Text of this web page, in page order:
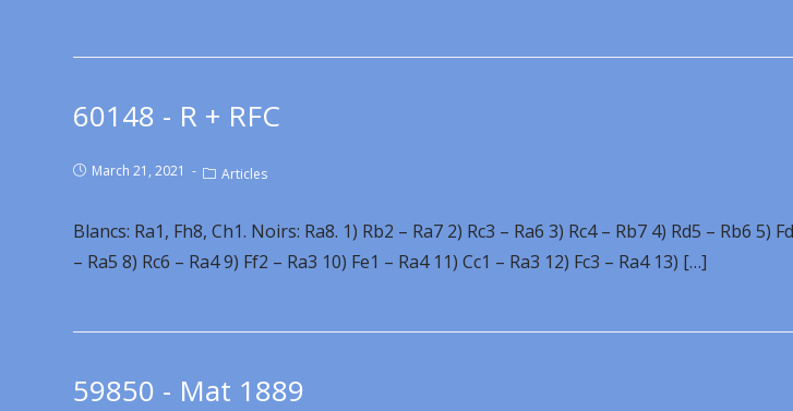
60148 - R + RFC
March 21, 2021 Articles
Blancs: Ra1, Fh8, Ch1. Noirs: Ra8. 1) Rb2 – Ra7 2) Rc3 – Ra6 3) Rc4 – Rb7 4) Rd5 – Rb6 5)
– Ra5 8) Rc6 – Ra4 9) Ff2 – Ra3 10) Fe1 – Ra4 11) Cc1 – Ra3 12) Fc3 – Ra4 13) […]
59850 - Mat 1889